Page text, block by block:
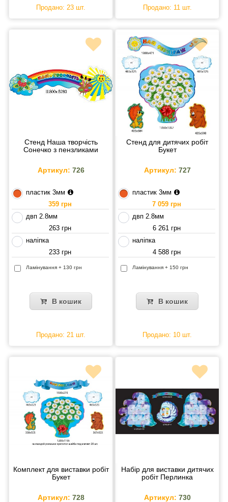
Продано: 23 шт. Продано: 11 шт.
Стенд Наша творчість
Сонечко з пензликами
Артикул: 726
пластик 3мм
359 грн
двп 2.8мм
263 грн
наліпка
233 грн
Ламінування + 130 грн
В кошик
Продано: 21 шт.
Стенд для дитячих робіт
Букет
Артикул: 727
пластик 3мм
7 059 грн
двп 2.8мм
6 261 грн
наліпка
4 588 грн
Ламінування + 150 грн
В кошик
Продано: 10 шт.
Комплект для виставки робіт
Букет
Артикул: 728
Набір для виставки дитячих
робіт Перлинка
Артикул: 730